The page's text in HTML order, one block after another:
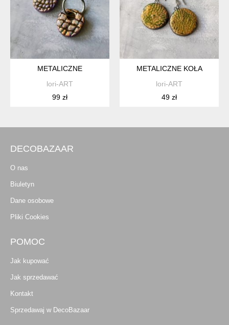
METALICZNE
lori-ART
99 zł
METALICZNE KOŁA
lori-ART
49 zł
DECOBAZAAR
O nas
Biuletyn
Dane osobowe
Pliki Cookies
POMOC
Jak kupować
Jak sprzedawać
Kontakt
Sprzedawaj w DecoBazaar